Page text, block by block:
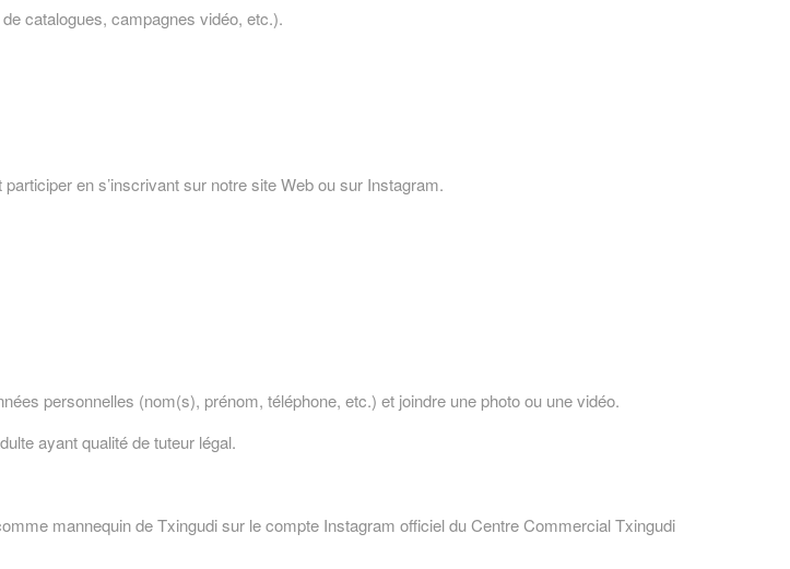
catalogues, campagnes vidéo, etc.).
en s’inscrivant sur notre site Web ou sur Instagram.
personnelles (nom(s), prénom, téléphone, etc.) et joindre une photo ou une vidéo.
ayant qualité de tuteur légal.
mannequin de Txingudi sur le compte Instagram officiel du Centre Commercial Txingudi